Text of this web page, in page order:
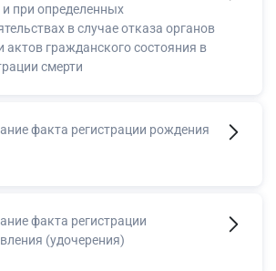
при определенных
в случае отказа органов
актов гражданского состояния в
смерти
факта регистрации рождения
факта регистрации
(удочерения)